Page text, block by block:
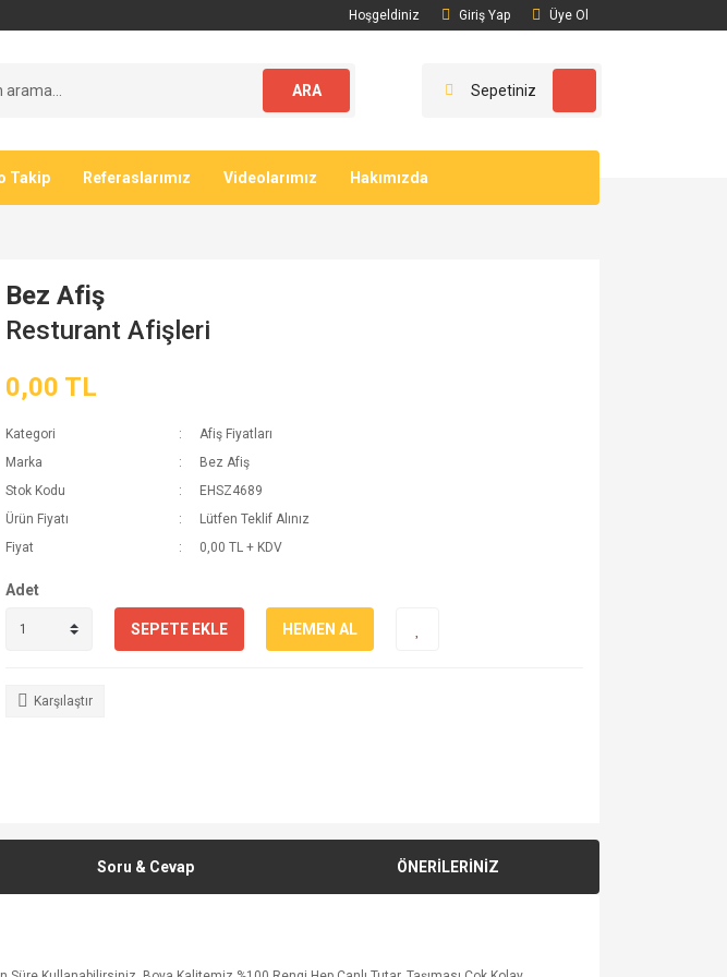
Hoşgeldiniz Giriş Yap Üye Ol
ARA Sepetiniz
Takip Referaslarımız Videolarımız Hakımızda
Bez Afiş
Resturant Afişleri
0,00 TL
Kategori
Afiş Fiyatları
Marka
Bez Afiş
Stok Kodu
EHSZ4689
Ürün Fiyatı
Lütfen Teklif Alınız
Fiyat
0,00 TL + KDV
Adet
SEPETE EKLE HEMEN AL
Karşılaştır
Soru & Cevap ÖNERİLERİNİZ